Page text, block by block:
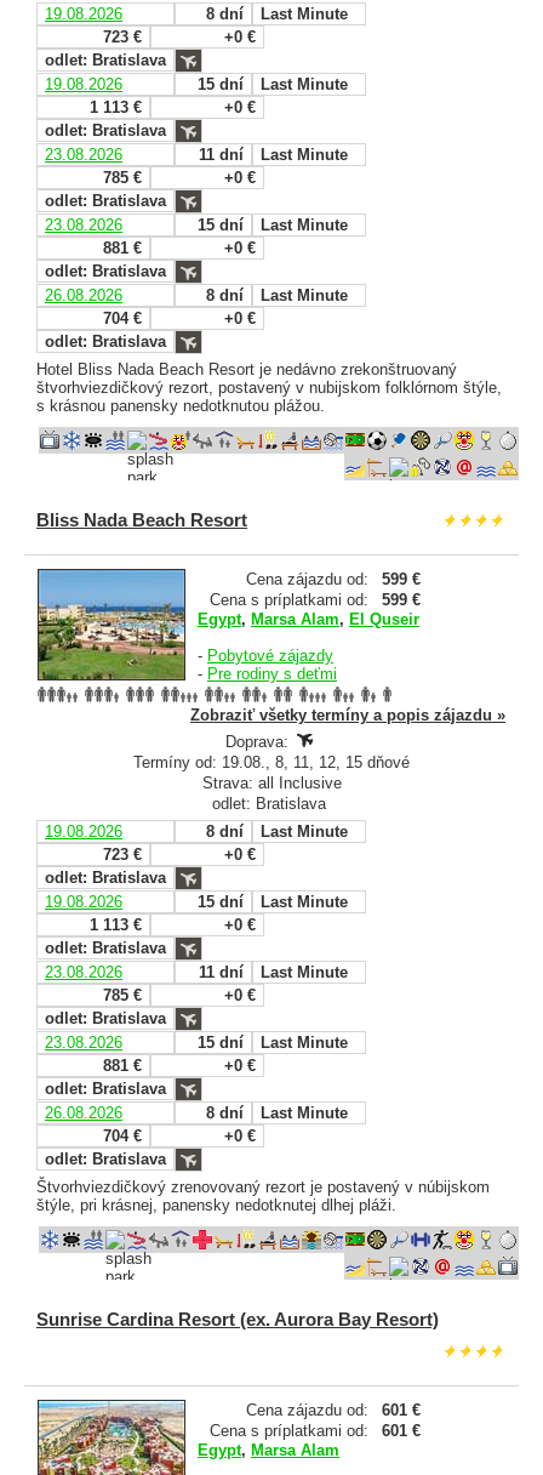
19.08.2026
8 dní
Last Minute
723 €
+0 €
odlet: Bratislava
19.08.2026
15 dní
Last Minute
1 113 €
+0 €
odlet: Bratislava
23.08.2026
11 dní
Last Minute
785 €
+0 €
odlet: Bratislava
23.08.2026
15 dní
Last Minute
881 €
+0 €
odlet: Bratislava
26.08.2026
8 dní
Last Minute
704 €
+0 €
odlet: Bratislava
Hotel Bliss Nada Beach Resort je nedávno zrekonštruovaný
štvorhviezdičkový rezort, postavený v nubijskom folklórnom štýle,
s krásnou panensky nedotknutou plážou.
Bliss Nada Beach Resort
Cena zájazdu od:
599 €
Cena s príplatkami od:
599 €
Egypt, Marsa Alam, El Quseir
- Pobytové zájazdy
- Pre rodiny s deťmi
Zobraziť všetky termíny a popis zájazdu »
Doprava:
Termíny od: 19.08., 8, 11, 12, 15 dňové
Strava: all Inclusive
odlet: Bratislava
19.08.2026
8 dní
Last Minute
723 €
+0 €
odlet: Bratislava
19.08.2026
15 dní
Last Minute
1 113 €
+0 €
odlet: Bratislava
23.08.2026
11 dní
Last Minute
785 €
+0 €
odlet: Bratislava
23.08.2026
15 dní
Last Minute
881 €
+0 €
odlet: Bratislava
26.08.2026
8 dní
Last Minute
704 €
+0 €
odlet: Bratislava
Štvorhviezdičkový zrenovovaný rezort je postavený v núbijskom
štýle, pri krásnej, panensky nedotknutej dlhej pláži.
Sunrise Cardina Resort (ex. Aurora Bay Resort)
Cena zájazdu od:
601 €
Cena s príplatkami od:
601 €
Egypt, Marsa Alam